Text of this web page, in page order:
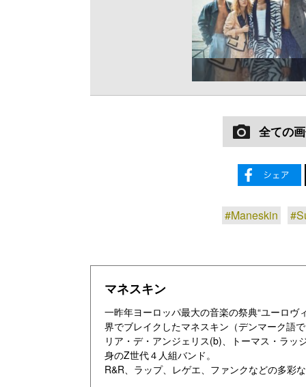
全ての
#Maneskin
マネスキン
一昨年ヨーロッパ最大の音楽の祭典“ユーロ
界でブレイクしたマネスキン（デンマーク語
リア・デ・アンジェリス(b)、トーマス・ラ
身のZ世代４人組バンド。
R&R、ラップ、レゲエ、ファンクなどの多彩